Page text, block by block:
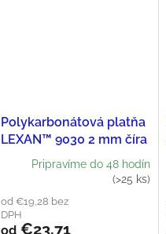
Polykarbonátová platňa
LEXAN™ 9030 2 mm číra
Pripravíme do 48 hodín
(>25 ks)
od €19,28 bez
DPH
od €23,71